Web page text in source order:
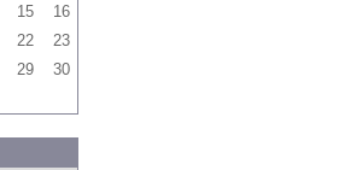
15
16
22
23
29 30